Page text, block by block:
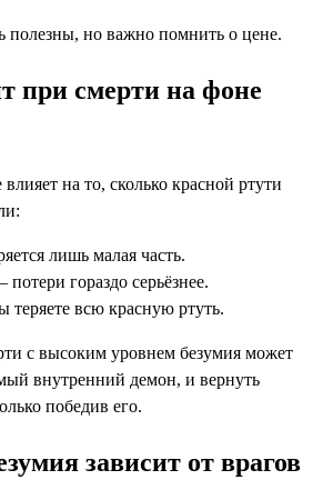
полезны, но важно помнить о цене.
при смерти на фоне
на то, сколько красной ртути
лишь малая часть.
гораздо серьёзнее.
всю красную ртуть.
с высоким уровнем безумия может
внутренний демон, и вернуть
победив его.
зависит от врагов